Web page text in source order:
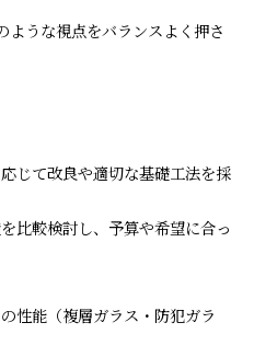
うな視点をバランスよく押さ
じて改良や適切な基礎工法を採
比較検討し、予算や希望に合っ
性能（複層ガラス・防犯ガラ